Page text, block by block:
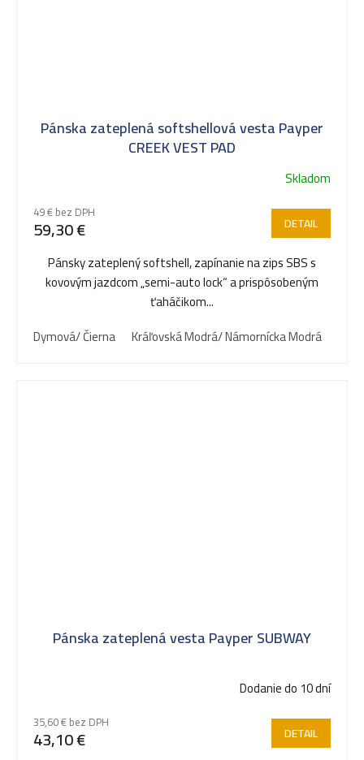
Pánska zateplená softshellová vesta Payper
CREEK VEST PAD
Skladom
49 € bez DPH
59,30 € DETAIL
Pánsky zateplený softshell, zapínanie na zips SBS s
kovovým jazdcom „semi-auto lock“ a prispôsobeným
ťaháčikom...
Dymová/ Čierna
Kráľovská Modrá/ Námornícka Modrá
Pánska zateplená vesta Payper SUBWAY
Dodanie do 10 dní
35,60 € bez DPH
43,10 € DETAIL